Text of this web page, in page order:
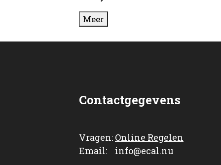
Meer
Contactgegevens
Vragen: Online Regelen
Email: info@ecal.nu